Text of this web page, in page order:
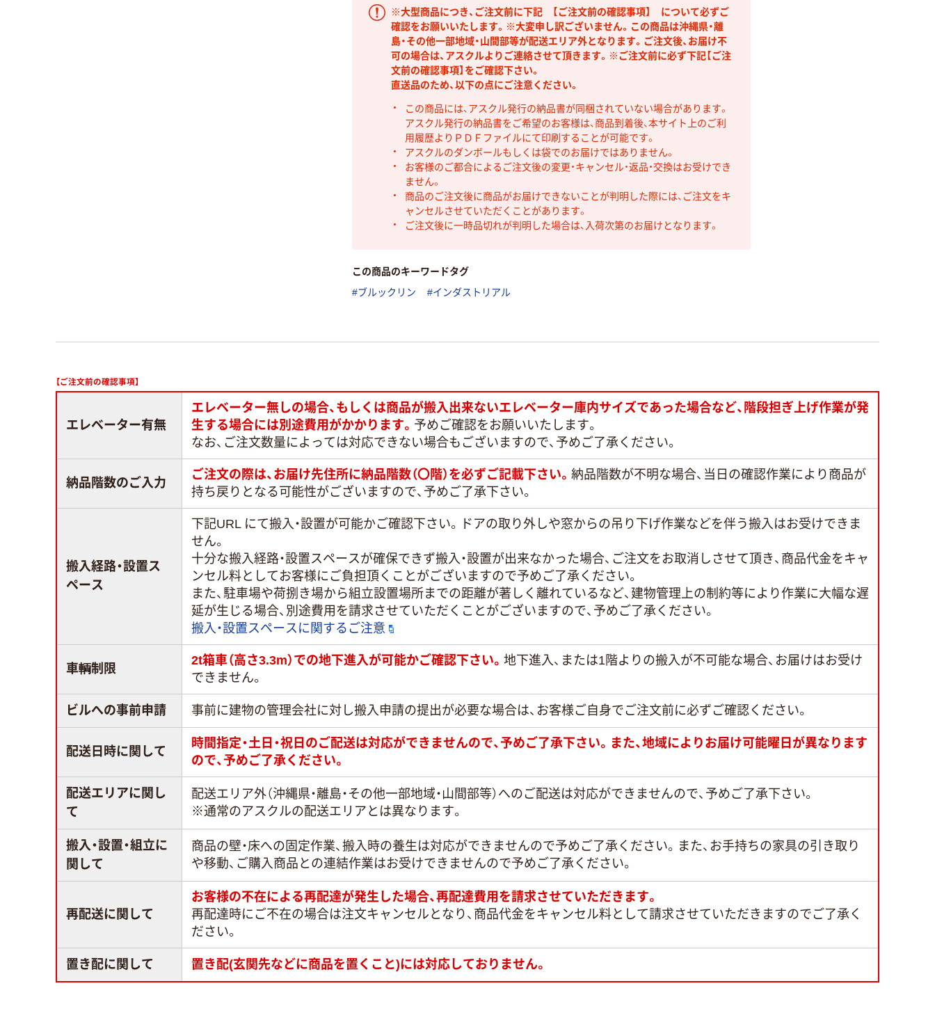
※大型商品につき、ご注文前に下記 【ご注文前の確認事項】 について必ずご
確認をお願いいたします。※大変申し訳ございません。この商品は沖縄県・離
島・その他一部地域・山間部等が配送エリア外となります。ご注文後、お届け不
可の場合は、アスクルよりご連絡させて頂きます。※ご注文前に必ず下記【ご注
文前の確認事項】をご確認下さい。
直送品のため、以下の点にご注意ください。
この商品には、アスクル発行の納品書が同梱されていない場合があります。
アスクル発行の納品書をご希望のお客様は、商品到着後、本サイト上のご利
用履歴よりＰＤＦファイルにて印刷することが可能です。
アスクルのダンボールもしくは袋でのお届けではありません。
お客様のご都合によるご注文後の変更・キャンセル・返品・交換はお受けでき
ません。
商品のご注文後に商品がお届けできないことが判明した際には、ご注文をキ
ャンセルさせていただくことがあります。
ご注文後に一時品切れが判明した場合は、入荷次第のお届けとなります。
この商品のキーワードタグ
#ブルックリン #インダストリアル
【ご注文前の確認事項】
エレベーター有無
エレベーター無しの場合、もしくは商品が搬入出来ないエレベーター庫内サイズであった場合など、階段担ぎ上げ作業が発
生する場合には別途費用がかかります。 予めご確認をお願いいたします。
なお、ご注文数量によっては対応できない場合もございますので、予めご了承ください。
納品階数のご入力
ご注文の際は、お届け先住所に納品階数（〇階）を必ずご記載下さい。 納品階数が不明な場合、当日の確認作業により商品が
持ち戻りとなる可能性がございますので、予めご了承下さい。
搬入経路・設置ス
ペース
下記URL にて搬入・設置が可能かご確認下さい。ドアの取り外しや窓からの吊り下げ作業などを伴う搬入はお受けできま
せん。
十分な搬入経路・設置スペースが確保できず搬入・設置が出来なかった場合、ご注文をお取消しさせて頂き、商品代金をキャ
ンセル料としてお客様にご負担頂くことがございますので予めご了承ください。
また、駐車場や荷捌き場から組立設置場所までの距離が著しく離れているなど、建物管理上の制約等により作業に大幅な遅
延が生じる場合、別途費用を請求させていただくことがございますので、予めご了承ください。
搬入・設置スペースに関するご注意
車輌制限
2t箱車（高さ3.3m）での地下進入が可能かご確認下さい。 地下進入、または1階よりの搬入が不可能な場合、お届けはお受け
できません。
ビルへの事前申請 事前に建物の管理会社に対し搬入申請の提出が必要な場合は、お客様ご自身でご注文前に必ずご確認ください。
配送日時に関して
時間指定・土日・祝日のご配送は対応ができませんので、予めご了承下さい。また、地域によりお届け可能曜日が異なります
ので、予めご了承ください。
配送エリアに関し
て
配送エリア外（沖縄県・離島・その他一部地域・山間部等）へのご配送は対応ができませんので、予めご了承下さい。
※通常のアスクルの配送エリアとは異なります。
搬入・設置・組立に
関して
商品の壁・床への固定作業、搬入時の養生は対応ができませんので予めご了承ください。また、お手持ちの家具の引き取り
や移動、ご購入商品との連結作業はお受けできませんので予めご了承ください。
再配送に関して
お客様の不在による再配達が発生した場合、再配達費用を請求させていただきます。
再配達時にご不在の場合は注文キャンセルとなり、商品代金をキャンセル料として請求させていただきますのでご了承く
ださい。
置き配に関して 置き配(玄関先などに商品を置くこと)には対応しておりません。